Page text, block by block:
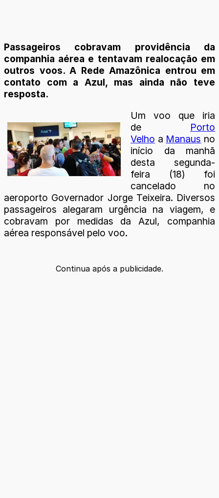
Passageiros cobravam providência da
companhia aérea e tentavam realocação em
outros voos. A Rede Amazônica entrou em
contato com a Azul, mas ainda não teve
resposta.
Um voo que iria
de Porto
Velho a Manaus no
início da manhã
desta segunda-
feira (18) foi
cancelado no
aeroporto Governador Jorge Teixeira. Diversos
passageiros alegaram urgência na viagem, e
cobravam por medidas da Azul, companhia
aérea responsável pelo voo.
Continua após a publicidade.